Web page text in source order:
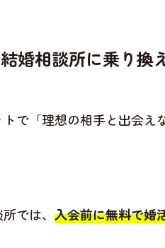
婚相談所に乗り換
で「理想の相手と出会え
では、 入会前に無料で婚